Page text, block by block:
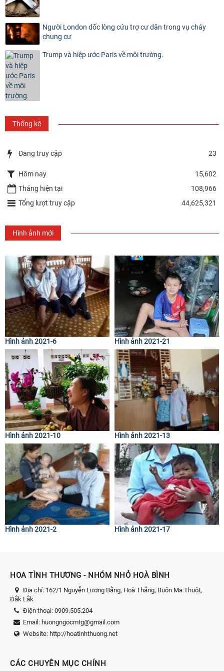
Người London dốc lòng cứu trợ cư dân trong vụ cháy
chung cư
Trump và hiệp ước Paris về môi trường.
Thống kê
Đang truy cập 23
Hôm nay
15,602
Tháng hiện tại
108,966
Tổng lượt truy cập
44,625,321
Hình ảnh mới
Hình ảnh 2021-6 Hình ảnh 2021-21
Hình ảnh 2021-10 Hình ảnh 2021-13
Hình ảnh 2021-2 Hình ảnh 2021-17
HOA TÌNH THƯƠNG - NHÓM NHỎ HOÀ BÌNH
Địa chỉ: 162/1 Nguyễn Lương Bằng, Hoà Thắng, Buôn Ma Thuột,
Đắk Lắk
Điện thoại: 0909.505.204
Email: huongngocmtg@gmail.com
Website: http://hoatinhthuong.net
CÁC CHUYÊN MỤC CHÍNH